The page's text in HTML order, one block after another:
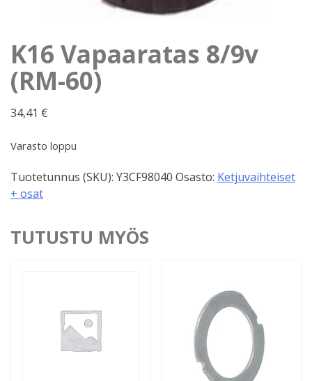
K16 Vapaaratas 8/9v
(RM-60)
34,41 €
Varasto loppu
Tuotetunnus (SKU): Y3CF98040 Osasto: Ketjuvaihteiset
+ osat
TUTUSTU MYÖS